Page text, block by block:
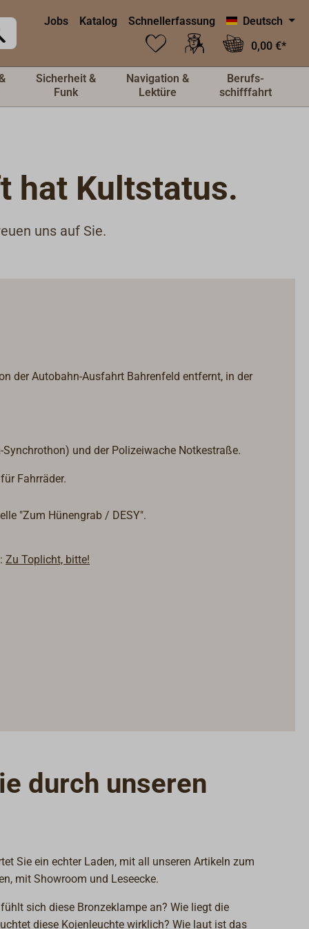
Jobs Katalog Schnellerfassung
Deutsch
0,00 €*
Sicherheit &
Funk
Navigation &
Lektüre
Berufs-
schifffahrt
hat Kultstatus.
uns auf Sie.
der Autobahn-Ausfahrt Bahrenfeld entfernt, in der
und der Polizeiwache Notkestraße.
Fahrräder.
"Zum Hünengrab / DESY".
Zu Toplicht, bitte!
durch unseren
Sie ein echter Laden, mit all unseren Artikeln zum
mit Showroom und Leseecke.
sich diese Bronzeklampe an? Wie liegt die
diese Kojenleuchte wirklich? Wie laut ist das